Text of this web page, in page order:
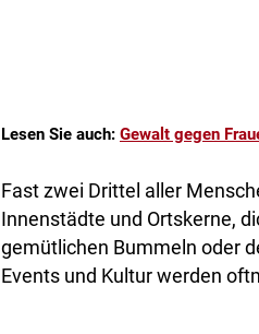
Lesen Sie auch: Gewalt gegen
Fast zwei Drittel aller
Innenstädte und Ortskerne,
gemütlichen Bummeln oder
Events und Kultur werden